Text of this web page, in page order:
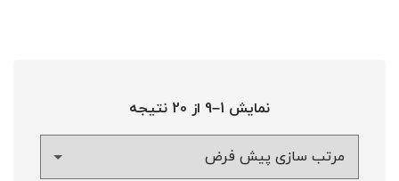
نمایش 1–9 از 20 نتیجه